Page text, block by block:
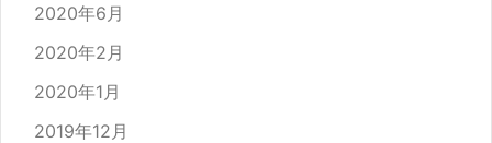
2020年6月
2020年2月
2020年1月
2019年12月